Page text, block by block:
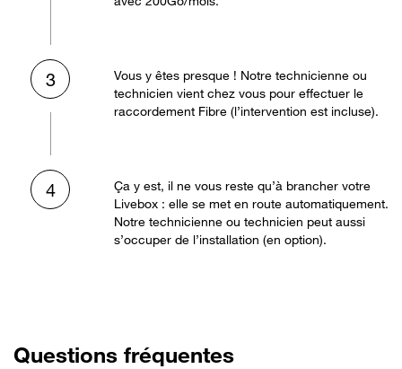
3
Vous y êtes presque ! Notre technicienne ou
technicien vient chez vous pour effectuer le
raccordement Fibre (l’intervention est incluse).
4
Ça y est, il ne vous reste qu’à brancher votre
Livebox : elle se met en route automatiquement.
Notre technicienne ou technicien peut aussi
s’occuper de l’installation (en option).
Questions fréquentes